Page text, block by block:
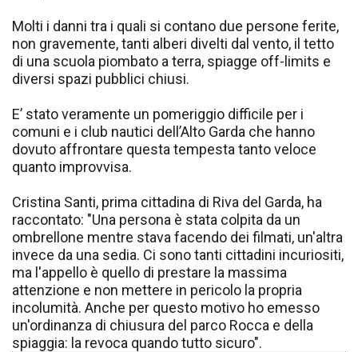
Molti i danni tra i quali si contano due persone ferite,
non gravemente, tanti alberi divelti dal vento, il tetto
di una scuola piombato a terra, spiagge off-limits e
diversi spazi pubblici chiusi.
E’ stato veramente un pomeriggio difficile per i
comuni e i club nautici dell’Alto Garda che hanno
dovuto affrontare questa tempesta tanto veloce
quanto improvvisa.
Cristina Santi, prima cittadina di Riva del Garda, ha
raccontato: "Una persona è stata colpita da un
ombrellone mentre stava facendo dei filmati, un'altra
invece da una sedia. Ci sono tanti cittadini incuriositi,
ma l'appello è quello di prestare la massima
attenzione e non mettere in pericolo la propria
incolumità. Anche per questo motivo ho emesso
un'ordinanza di chiusura del parco Rocca e della
spiaggia: la revoca quando tutto sicuro".